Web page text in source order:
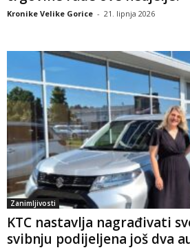
Kronike Velike Gorice - 21. lipnja 2026
Zanimljivosti
KTC nastavlja nagrađivati
svibnju podijeljena još dva